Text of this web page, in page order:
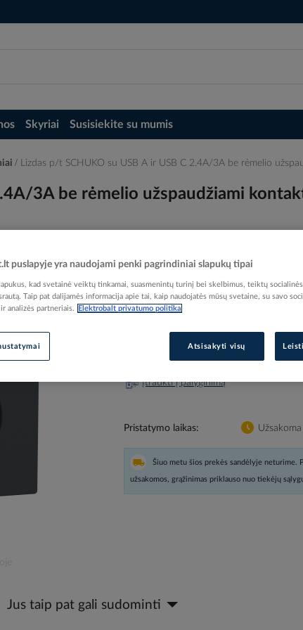
Skyriai Susisiekite su mumis
Lizdas p/t SCHUKO su USB A ir USB C 2.4A/3A be rėmelio
3A be rėmelio užspaudžiami
Elektrobalt prekės kodas
Gamintojo prekės kodas
Prisijunkite, norėdami
Įtraukti į palyginimą
Pristatymo laikas
Šiuo metu šios prekės sandėlyje neturime.
užsakomos, grąžinimas priklauso nuo tiekėjų
Jus taip pat gali sudominti
puslapyje yra naudojami penki pagrindiniai slapukų tipai
kad svetainė veiktų tinkamai, suasmenintų turinį bei skelbimus, teiktų
Taip pat dalijamės informacija apie tai, kaip naudojatės mūsų svetaine, su savo
analizės partneriais.
Elektrobalt privatumo politika
Atsisakyti visų